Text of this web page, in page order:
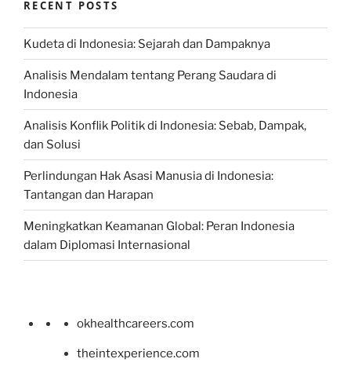
RECENT POSTS
Kudeta di Indonesia: Sejarah dan Dampaknya
Analisis Mendalam tentang Perang Saudara di
Indonesia
Analisis Konflik Politik di Indonesia: Sebab, Dampak,
dan Solusi
Perlindungan Hak Asasi Manusia di Indonesia:
Tantangan dan Harapan
Meningkatkan Keamanan Global: Peran Indonesia
dalam Diplomasi Internasional
okhealthcareers.com
theintexperience.com